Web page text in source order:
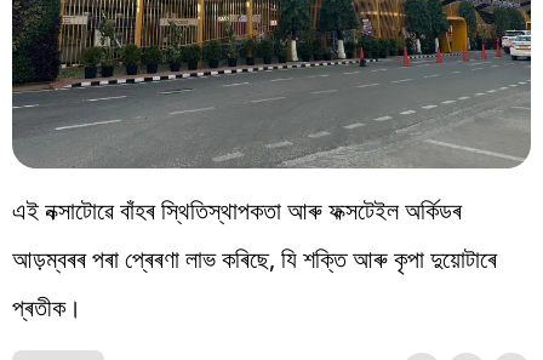
এই নক্সাটোৱে বাঁহৰ স্থিতিস্থাপকতা আৰু ফক্সটেইল অৰ্কিডৰ
আড়ম্বৰৰ পৰা প্ৰেৰণা লাভ কৰিছে, যি শক্তি আৰু কৃপা দুয়োটাৰে
প্ৰতীক।